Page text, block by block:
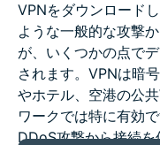
VPNをダウンロード
ような一般的な攻撃
が、いくつかの点で
されます。VPNは暗
やホテル、空港の公
ワークでは特に有効
DDoS攻撃から接続